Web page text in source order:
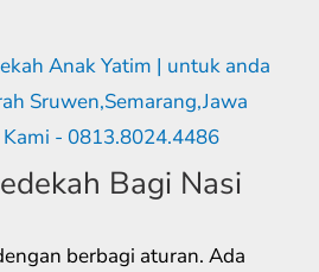
Bagi Nasi
berbagi aturan. Ada